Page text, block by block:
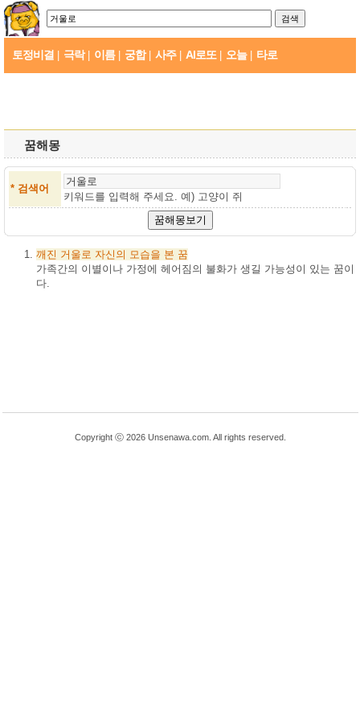
토정비결 극락 이름 궁합 사주 AI로또 오늘 타로
꿈해몽
* 검색어
키워드를 입력해 주세요. 예) 고양이 쥐
깨진 거울로 자신의 모습을 본 꿈
가족간의 이별이나 가정에 헤어짐의 불화가 생길 가능성이 있는 꿈이
다.
Copyright ⓒ 2026 Unsenawa.com. All rights reserved.